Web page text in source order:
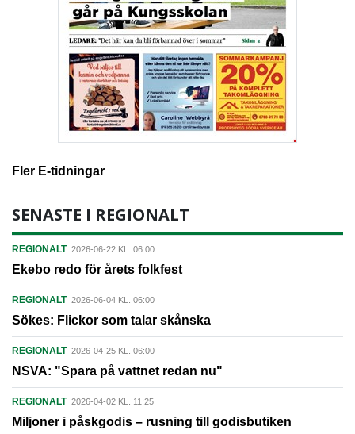
Fler E-tidningar
SENASTE I REGIONALT
REGIONALT 2026-06-22 KL. 06:00
Ekebo redo för årets folkfest
REGIONALT 2026-06-04 KL. 06:00
Sökes: Flickor som talar skånska
REGIONALT 2026-04-25 KL. 06:00
NSVA: "Spara på vattnet redan nu"
REGIONALT 2026-04-02 KL. 11:25
Miljoner i påskgodis – rusning till godisbutiken